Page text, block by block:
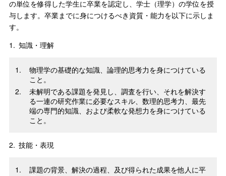
の単位を修得した学生に卒業を認定し、学士（理学）の学位を授
与します。卒業までに身につけるべき資質・能力を以下に示しま
す。
1. 知識・理解
物理学の基礎的な知識、論理的思考力を身につけている
こと。
未解明である課題を発見し、調査を行い、それを解決す
る一連の研究作業に必要なスキル、数理的思考力、最先
端の専門的知識、および柔軟な発想力を身につけている
こと。
2. 技能・表現
課題の背景、解決の過程、及び得られた成果を他人に平